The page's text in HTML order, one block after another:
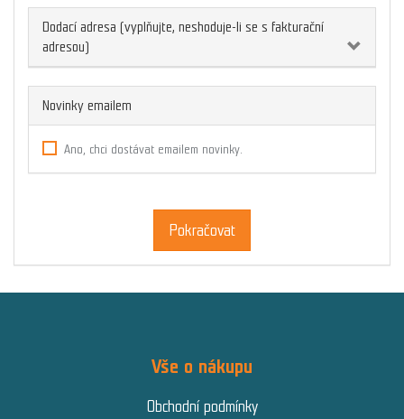
Dodací adresa (vyplňujte, neshoduje-li se s fakturační
adresou)
Novinky emailem
Ano, chci dostávat emailem novinky.
Pokračovat
Vše o nákupu
Obchodní podmínky